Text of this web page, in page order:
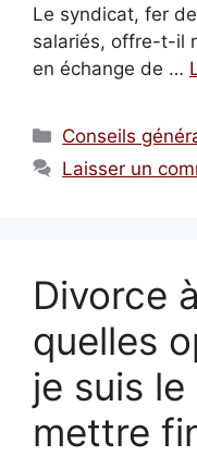
Le syndicat, fer
salariés, offre-t-il
en échange de …
Catégories
Conseils
Laisser un
Divorce
quelles
je suis
mettre